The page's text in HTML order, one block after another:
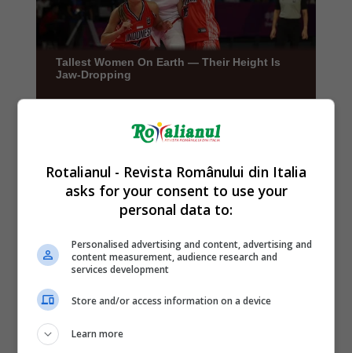
Rotalianul - Revista Românului din Italia
asks for your consent to use your
personal data to:
Personalised advertising and content, advertising and
content measurement, audience research and
services development
Store and/or access information on a device
Learn more